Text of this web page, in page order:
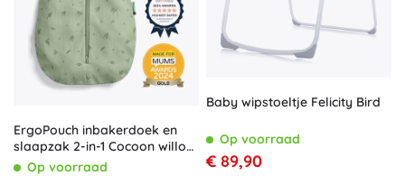
ErgoPouch inbakerdoek en
slaapzak 2-in-1 Cocoon willow
0,2 TOG (0–3 maanden, 3–6
Op voorraad
Baby wipstoeltje Felicity Bird
Op voorraad
€ 89,90